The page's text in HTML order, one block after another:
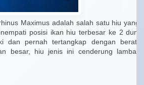
Maximus adalah salah satu hiu yang
posisi ikan hiu terbesar ke 2
dan pernah tertangkap dengan berat
besar, hiu jenis ini cenderung lambat